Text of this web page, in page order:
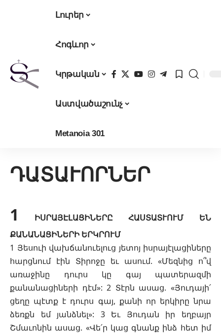
Լուրեր
Հոգևոր
Կրթական
Աստվածաշունչ
Metanoia 301
ԴԱՏԱՒՈՐՆԵՐ
1
ԻՍՐԱՅԷԼԱՑԻՆԵՐԸ ՀԱՍՏԱՏՒՈՒՄ ԵՆ
ՔԱՆԱՆԱՑԻՆԵՐԻ ԵՐԿՐՈՒՄ
1 Յեսուի վախճանուելուց յետոյ իսրայէլացիները
հարցնում էին Տիրոջը եւ ասում. «Մեզնից ո՞վ
առաջինը դուրս կը գայ պատերազմի
քանանացիների դէմ»: 2 Տէրն ասաց. «Յուդայի՛
ցեղը պէտք է դուրս գայ, քանի որ երկիրը նրա
ձեռքն եմ յանձնել»: 3 Եւ Յուդան իր եղբայր
Շմաւոնին ասաց. «Վե՛ր կաց գնանք ինձ հետ իմ